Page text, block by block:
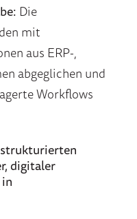
Die
mit
aus ERP-,
abgeglichen und
Workflows
digitaler